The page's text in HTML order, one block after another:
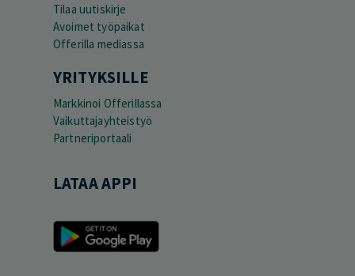
Tilaa uutiskirje
Avoimet työpaikat
Offerilla mediassa
YRITYKSILLE
Markkinoi Offerillassa
Vaikuttajayhteistyö
Partneriportaali
LATAA APPI